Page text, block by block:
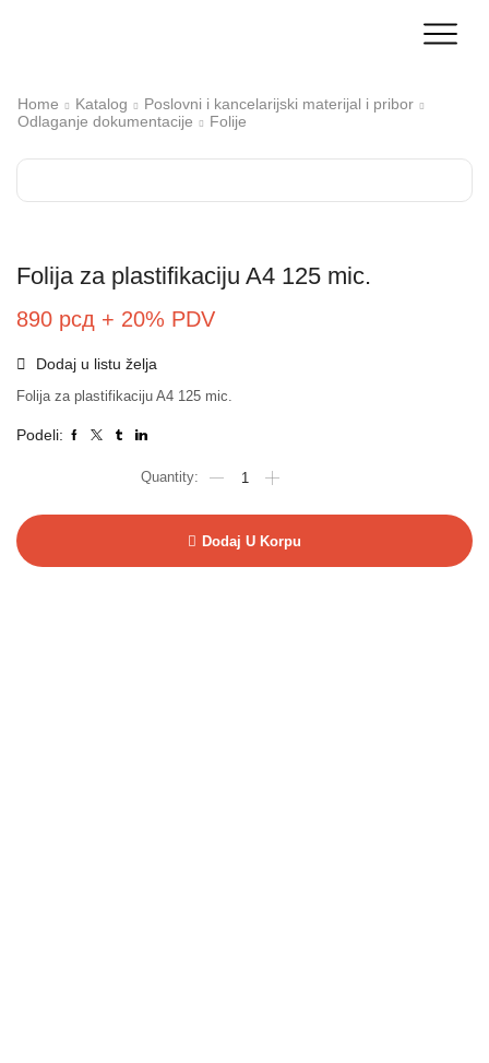
Home Katalog
Poslovni i kancelarijski materijal i pribor
Odlaganje dokumentacije
Folije
Folija za plastifikaciju A4 125 mic.
890 рсд + 20% PDV
Dodaj u listu želja
Folija za plastifikaciju A4 125 mic.
Podeli:
Dodaj U Korpu